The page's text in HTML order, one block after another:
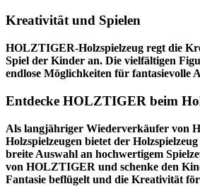
Kreativität und Spielen
HOLZTIGER-Holzspielzeug regt die
Spiel der Kinder an. Die vielfältigen
endlose Möglichkeiten für fantasievolle
Entdecke HOLZTIGER beim
Als langjähriger Wiederverkäufer von
Holzspielzeugen bietet der
breite Auswahl an hochwertigem
von HOLZTIGER und schenke den
Fantasie beflügelt und die Kreativität